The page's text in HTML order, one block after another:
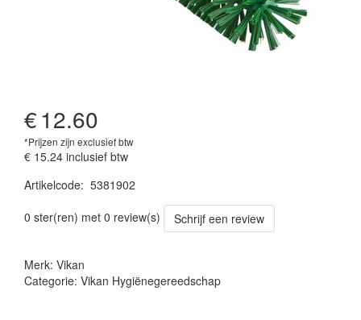
€12.60
*Prijzen zijn exclusief btw
€ 15.24 inclusief btw
Artikelcode: 5381902
0 ster(ren) met 0 review(s)
Schrijf een review
Merk: Vikan
Categorie: Vikan Hygiënegereedschap